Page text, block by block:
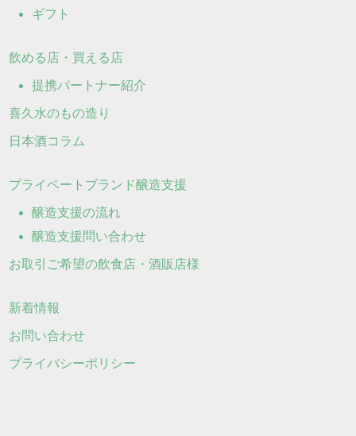
ギフト
飲める店・買える店
提携パートナー紹介
喜久水のもの造り
日本酒コラム
プライベートブランド醸造支援
醸造支援の流れ
醸造支援問い合わせ
お取引ご希望の飲食店・酒販店様
新着情報
お問い合わせ
プライバシーポリシー